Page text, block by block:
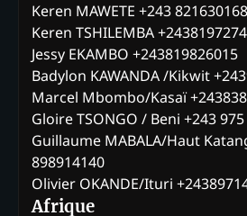
Keren MAWETE +243 821630168
Keren TSHILEMBA
Jessy EKAMBO +243819826015
Badylon KAWANDA /Kikwit
Marcel Mbombo/Kasaï
Gloire TSONGO / Beni +243
Guillaume MABALA/Haut
898914140
Olivier OKANDE/Ituri
Afrique